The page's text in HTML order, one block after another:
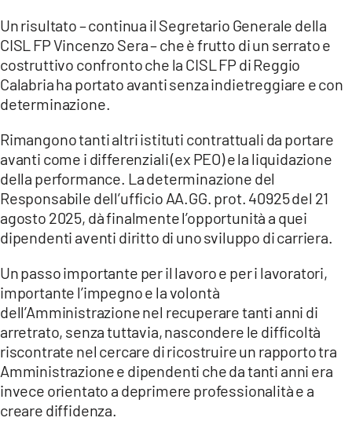
Un risultato – continua il Segretario Generale della
CISL FP Vincenzo Sera – che è frutto di un serrato e
costruttivo confronto che la CISL FP di Reggio
Calabria ha portato avanti senza indietreggiare e con
determinazione.
Rimangono tanti altri istituti contrattuali da portare
avanti come i differenziali (ex PEO) e la liquidazione
della performance. La determinazione del
Responsabile dell’ufficio AA.GG. prot. 40925 del 21
agosto 2025, dà finalmente l’opportunità a quei
dipendenti aventi diritto di uno sviluppo di carriera.
Un passo importante per il lavoro e per i lavoratori,
importante l’impegno e la volontà
dell’Amministrazione nel recuperare tanti anni di
arretrato, senza tuttavia, nascondere le difficoltà
riscontrate nel cercare di ricostruire un rapporto tra
Amministrazione e dipendenti che da tanti anni era
invece orientato a deprimere professionalità e a
creare diffidenza.